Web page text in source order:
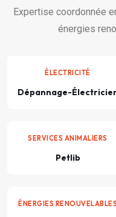
Expertise coordonnée
énergies
ÉLECTRICITÉ
Dépannage-
SERVICES ANIMALIERS
Petlib
ÉNERGIES RENOUVELABLES